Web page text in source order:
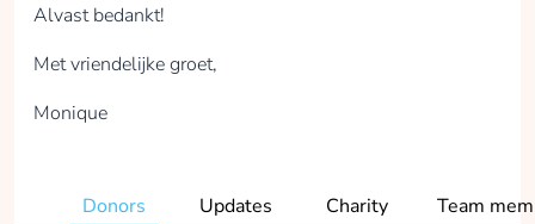
Alvast bedankt!
Met vriendelijke groet,
Monique
Donors Updates Charity Team